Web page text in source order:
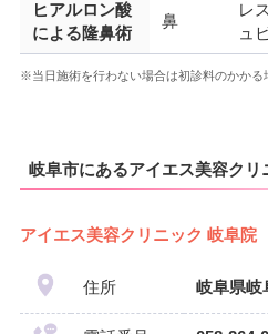
ヒアルロン酸
による隆鼻術
鼻
レ
ュ
※当日施術を行わない場合は初診料のかかる
岐阜市にあるアイエス美容ク
アイエス美容クリニック 岐阜院
住所 岐阜県岐